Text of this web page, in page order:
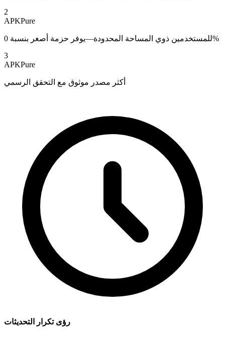
2
APKPure
للمستخدمين ذوي المساحة المحدودة—يوفر حزمة أصغر بنسبة 0%
3
APKPure
أكثر مصدر موثوق مع التحقق الرسمي
رؤى تكرار التحديثات